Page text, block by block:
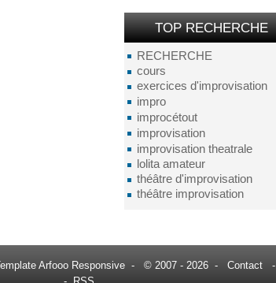
TOP RECHERCHE
RECHERCHE
cours
exercices d'improvisation
impro
improcétout
improvisation
improvisation theatrale
lolita amateur
théâtre d'improvisation
théâtre improvisation
Arfooo Responsive- © 2007 - 2026 - Contact-